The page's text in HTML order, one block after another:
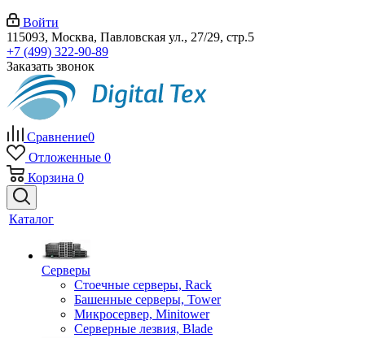
Войти
115093, Москва, Павловская ул., 27/29, стр.5
+7 (499) 322-90-89
Заказать звонок
Сравнение0
Отложенные 0
Корзина 0
Каталог
Серверы
Стоечные серверы, Rack
Башенные серверы, Tower
Микросервер, Minitower
Серверные лезвия, Blade